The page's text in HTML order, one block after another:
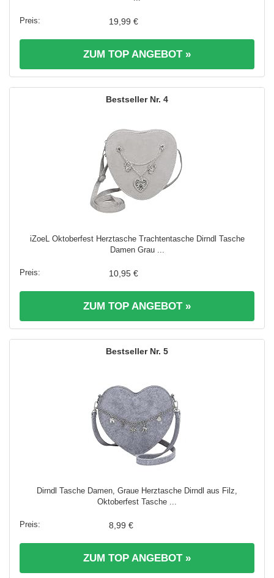
19,99 €
ZUM TOP ANGEBOT »
4
iZoeL Oktoberfest Herztasche Trachtentasche Dirndl Tasche
Damen Grau ...
10,95 €
ZUM TOP ANGEBOT »
5
Dirndl Tasche Damen, Graue Herztasche Dirndl aus Filz,
Oktoberfest Tasche ...
8,99 €
ZUM TOP ANGEBOT »